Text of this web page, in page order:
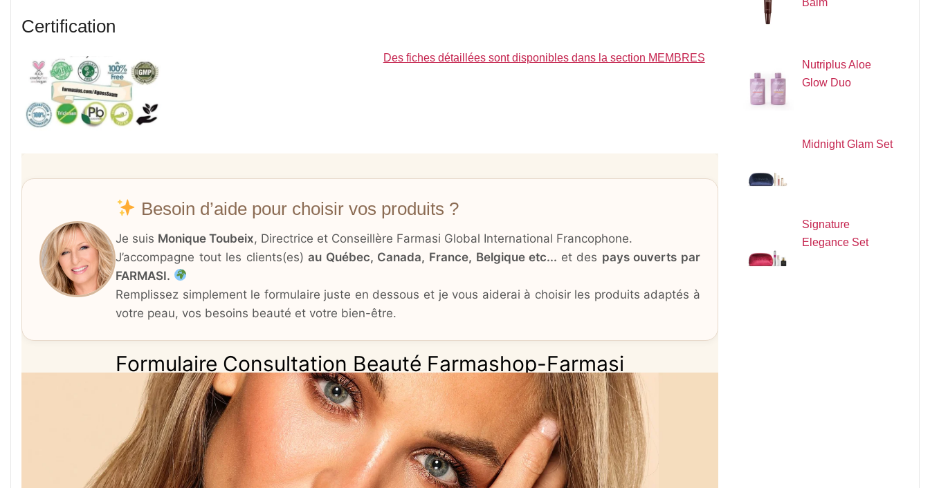
Certification
Des fiches détaillées sont disponibles dans la section MEMBRES
Besoin d’aide pour choisir vos produits ?
Je suis Monique Toubeix, Directrice et Conseillère Farmasi Global International Francophone.
J’accompagne tout les clients(es)au Québec, Canada, France, Belgique etc... et des pays ouverts par
FARMASI.
Remplissez simplement le formulaire juste en dessous et je vous aiderai à choisir les produits adaptés à
votre peau, vos besoins beauté et votre bien-être.
Formulaire Consultation Beauté Farmashop-Farmasi
Nutriplus Aloe
Glow Duo
Midnight Glam Set
Signature
Elegance Set